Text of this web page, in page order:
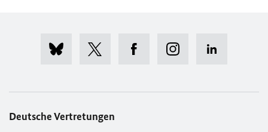
Deutsche Vertretungen